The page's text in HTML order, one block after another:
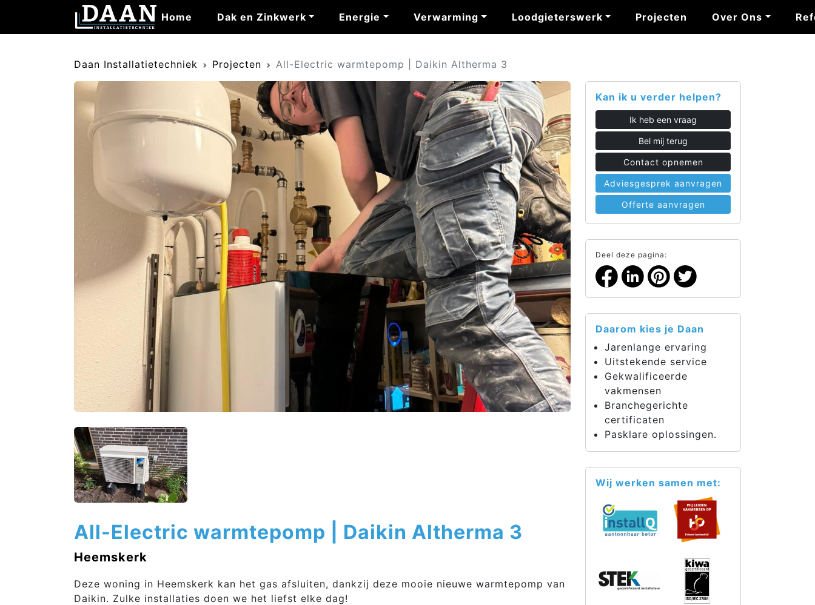
Home Dak en Zinkwerk Energie Verwarming Loodgieterswerk Projecten Over Ons
Daan Installatietechniek Projecten All-Electric warmtepomp | Daikin Altherma 3
All-Electric warmtepomp | Daikin Altherma 3
Heemskerk
Deze woning in Heemskerk kan het gas afsluiten, dankzij deze mooie nieuwe warmtepomp van
Daikin. Zulke installaties doen we het liefst elke dag!
Kan ik u verder helpen?
Ik heb een vraag
Bel mij terug
Contact opnemen
Adviesgesprek aanvragen
Offerte aanvragen
Deel deze pagina:
Daarom kies je Daan
Jarenlange ervaring
Uitstekende service
Gekwalificeerde
vakmensen
Branchegerichte
certificaten
Pasklare oplossingen.
Wij werken samen met: